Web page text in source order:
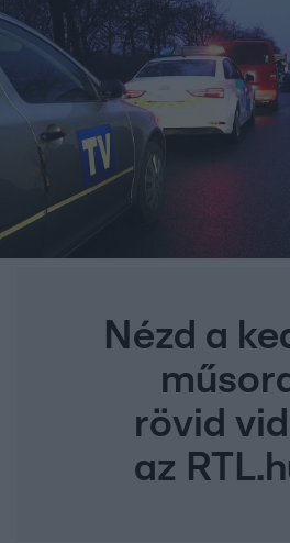
Nézd a
rövid
az